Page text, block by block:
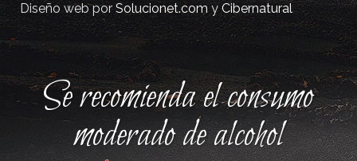
Diseño web porSolucionet.comyCibernatural
Se recomienda el consumo
moderado de alcohol